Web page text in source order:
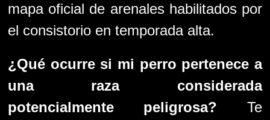
mapa oficial de arenales habilitados por
el consistorio en temporada alta.
¿Qué ocurre si mi perro pertenece a
una raza considerada
potencialmente peligrosa? Te